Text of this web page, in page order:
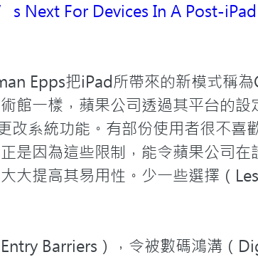
Next For Devices In A Post-
Epps把iPad所帶來的新模式稱
館一樣，蘋果公司透過其平台的
系統功能。有部份使用者很不喜
是因為這些限制，能令蘋果公司在
大提高其易用性。少一些選擇（
Barriers），令被數碼鴻溝（